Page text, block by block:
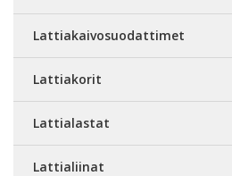
Lattiakaivosuodattimet
Lattiakorit
Lattialastat
Lattialiinat